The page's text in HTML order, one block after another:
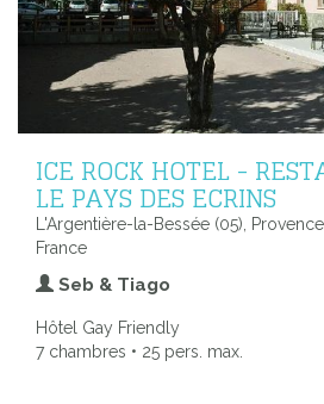
ICE ROCK HOTEL -
LE PAYS DES ECRINS
L'Argentière-la-Bessée (05),
France
Seb & Tiago
Hôtel Gay Friendly
7 chambres • 25 pers. max.